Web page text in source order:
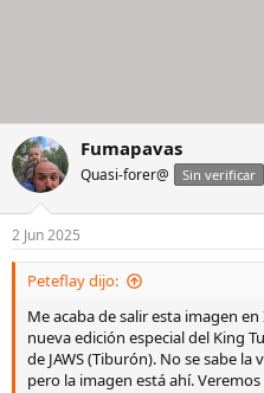
Fumapavas
Quasi-forer@ Sin verificar
2 Jun 2025
Peteflay dijo:
Me acaba de salir esta imagen
nueva edición especial del King
de JAWS (Tiburón). No se sabe
pero la imagen está ahí.